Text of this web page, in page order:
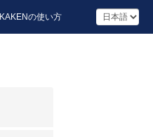
KAKENの使い方